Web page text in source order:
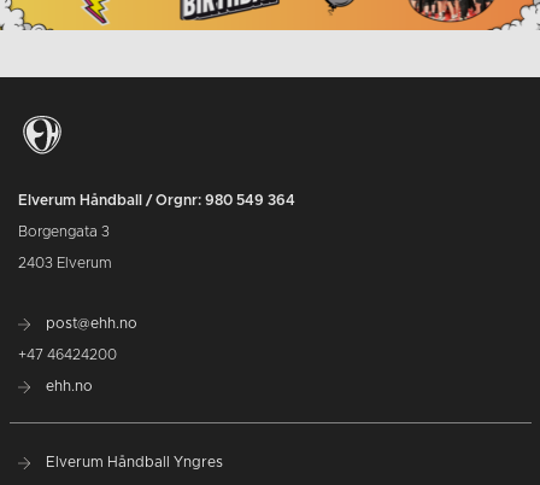
Elverum Håndball / Orgnr: 980 549 364
Borgengata 3
2403 Elverum
post@ehh.no
+47 46424200
ehh.no
Elverum Håndball Yngres